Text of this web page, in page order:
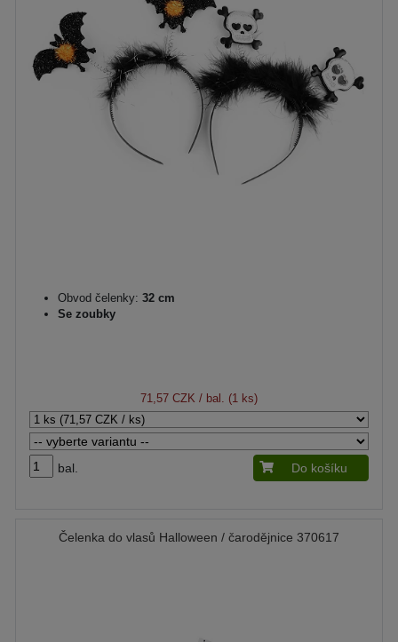
Obvod čelenky: 32 cm
Se zoubky
71,57 CZK / bal. (1 ks)
bal. Do košíku
Čelenka do vlasů Halloween / čarodějnice 370617